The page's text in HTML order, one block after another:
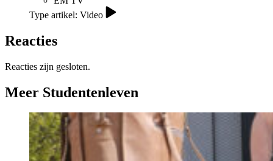
Type artikel: Video
Reacties
Reacties zijn gesloten.
Meer Studentenleven